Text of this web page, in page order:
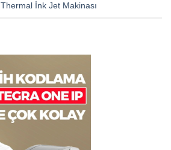
Thermal İnk Jet Makinası